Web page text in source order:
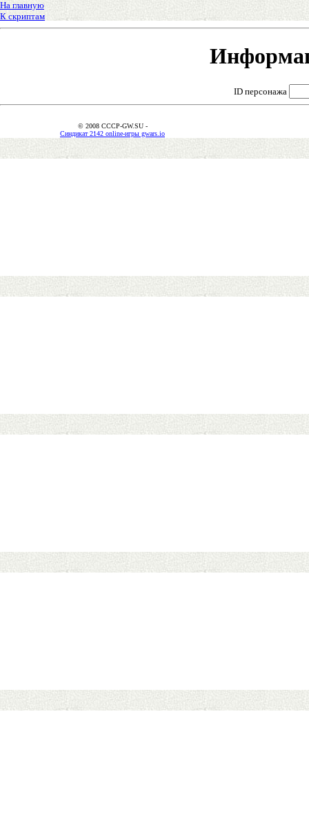
На главную
К скриптам
ID персонажа
© 2008 CCCP-GW.SU -
Синдикат 2142 online-игры gwars.io